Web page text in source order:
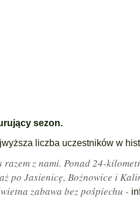
sezon.
liczba uczestników w
z nami. Ponad 24-
po Jasienicę, Bożnowice i
zabawa bez pośpiechu -